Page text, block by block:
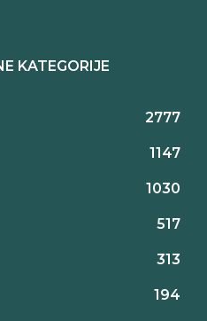
KATEGORIJE
2777
1147
1030
517
313
194